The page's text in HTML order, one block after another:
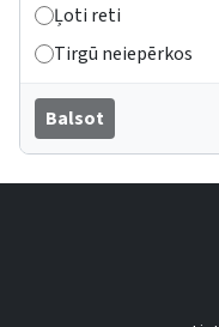
Ļoti reti
Tirgū neiepērkos
Balsot